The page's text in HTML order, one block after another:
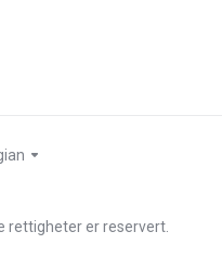
rettigheter er reservert.